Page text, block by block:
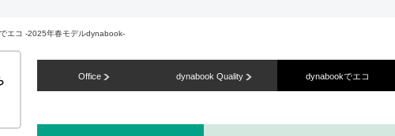
エコ -2025年春モデルdynabook-
Office dynabook Quality dynabookでエコ